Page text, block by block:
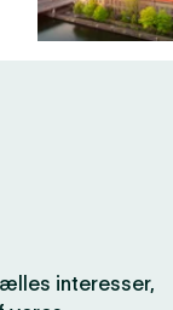
interesser,